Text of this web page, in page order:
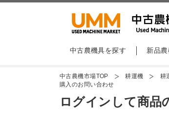
中古農機具を探す 新品
中古農機市場TOP 耕運機
耕
購入のお問い合わせ
ログインして商品